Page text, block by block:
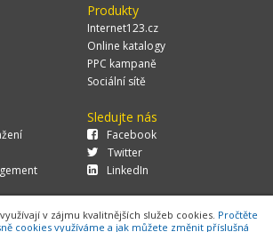
Produkty
Internet123.cz
Online katalogy
PPC kampaně
Sociální sítě
Sledujte nás
Facebook
Twitter
LinkedIn
v zájmu kvalitnějších služeb cookies. Pročtěte
cookies využíváme a jak můžete změnit příslušná